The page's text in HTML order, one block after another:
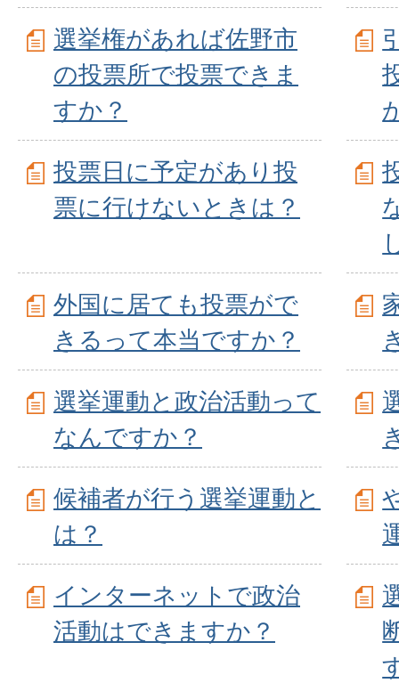
選挙権があれば佐野市
の投票所で投票できま
すか？
投票日に予定があり投
票に行けないときは？
外国に居ても投票がで
きるって本当ですか？
選挙運動と政治活動って
なんですか？
候補者が行う選挙運動と
は？
インターネットで政治
活動はできますか？